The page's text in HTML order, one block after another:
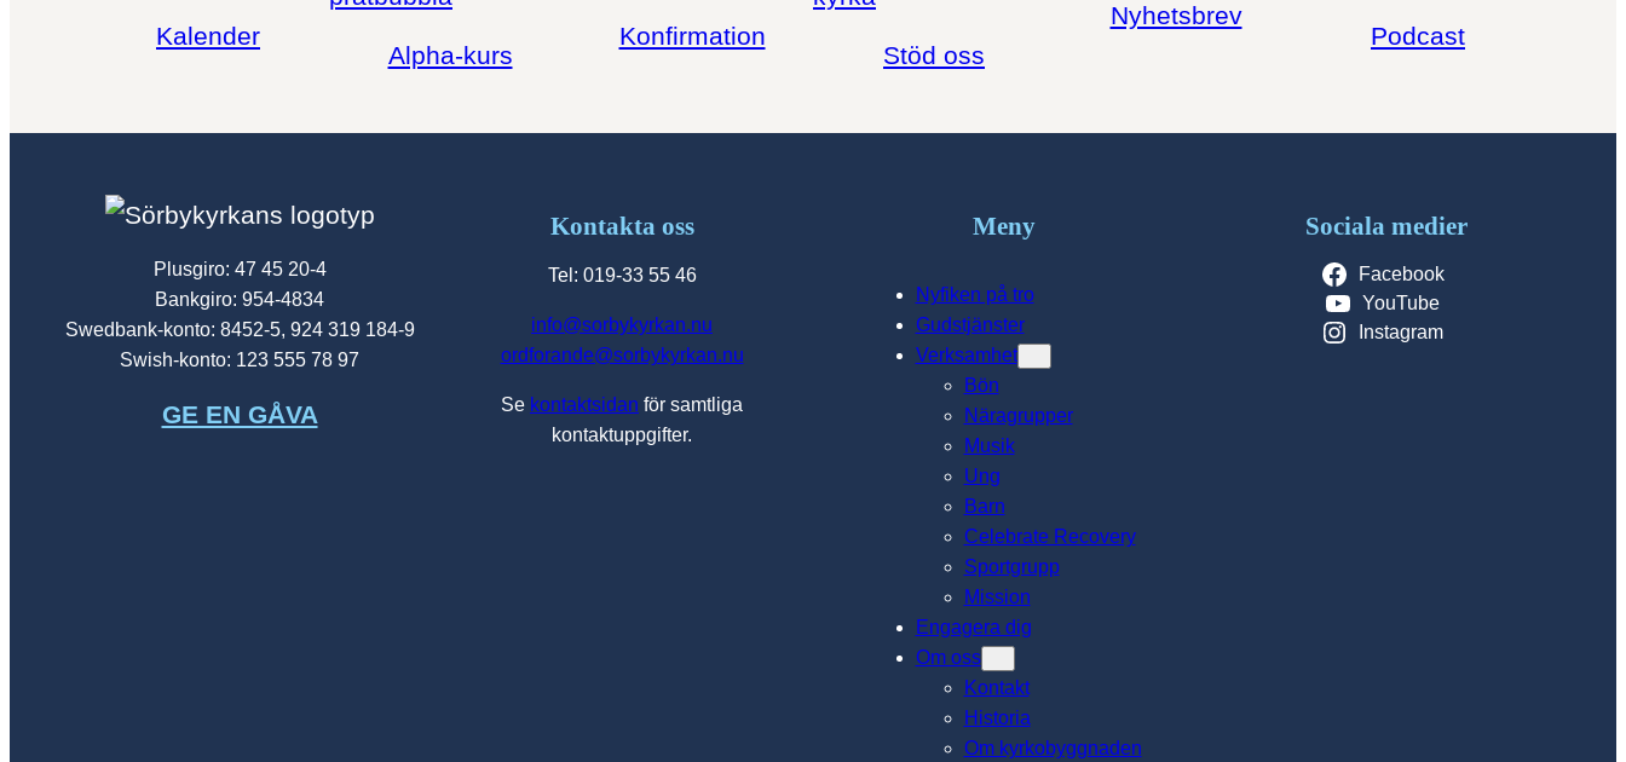
Kalender
Alpha-kurs
Konfirmation
Stöd oss
Nyhetsbrev
Podcast
Plusgiro: 47 45 20-4
Bankgiro: 954-4834
Swedbank-konto: 8452-5, 924 319 184-9
Swish-konto: 123 555 78 97
GE EN GÅVA
Kontakta oss
Tel: 019-33 55 46
info@sorbykyrkan.nu
ordforande@sorbykyrkan.nu
Se kontaktsidan för samtliga
kontaktuppgifter.
Meny
Nyfiken på tro
Gudstjänster
Verksamhet
Bön
Näragrupper
Musik
Ung
Barn
Celebrate Recovery
Sportgrupp
Mission
Engagera dig
Om oss
Kontakt
Historia
Om kyrkobyggnaden
Sociala medier
Facebook
YouTube
Instagram